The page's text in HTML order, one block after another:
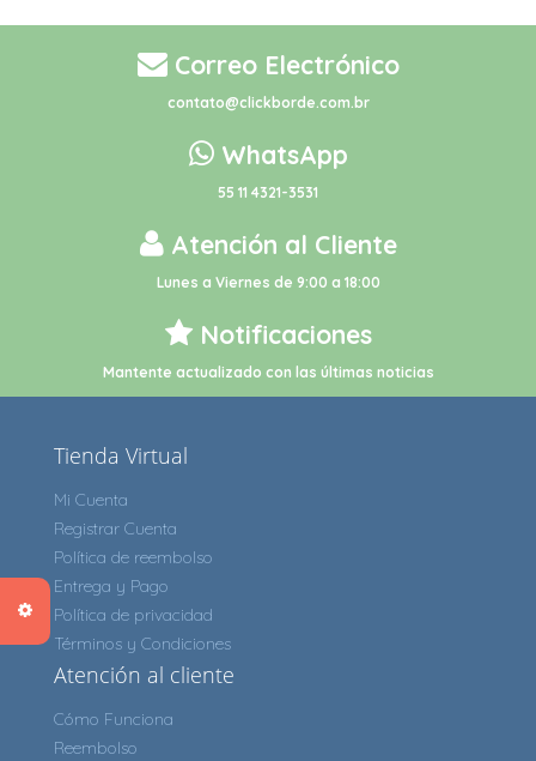
Correo Electrónico
contato@clickborde.com.br
WhatsApp
55 11 4321-3531
Atención al Cliente
Lunes a Viernes de 9:00 a 18:00
Notificaciones
Mantente actualizado con las últimas noticias
Tienda Virtual
Mi Cuenta
Registrar Cuenta
Política de reembolso
Entrega y Pago
Política de privacidad
Términos y Condiciones
Atención al cliente
Cómo Funciona
Reembolso